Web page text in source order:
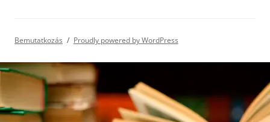
Bemutatkozás Proudly powered by WordPress